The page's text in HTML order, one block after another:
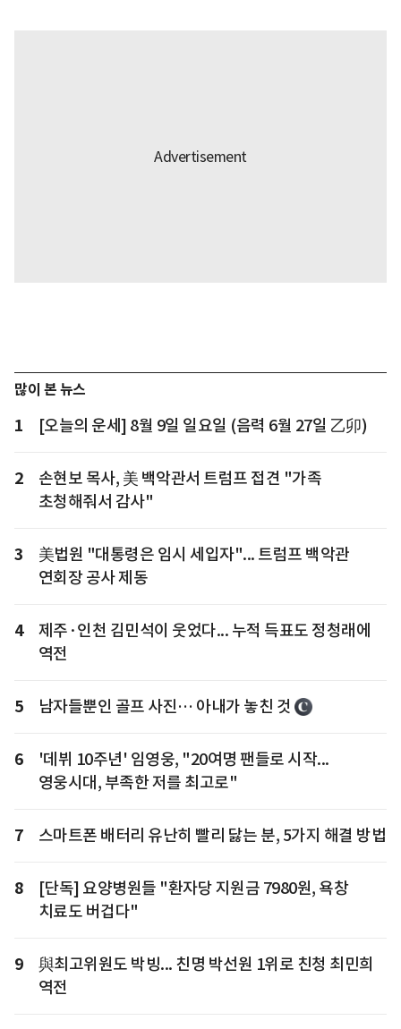
많이 본 뉴스
1 [오늘의 운세] 8월 9일 일요일 (음력 6월 27일 乙卯)
2
손현보 목사, 美 백악관서 트럼프 접견 "가족
초청해줘서 감사"
3
美법원 "대통령은 임시 세입자"... 트럼프 백악관
연회장 공사 제동
4
제주·인천 김민석이 웃었다... 누적 득표도 정청래에
역전
5 남자들뿐인 골프 사진… 아내가 놓친 것
6
'데뷔 10주년' 임영웅, "20여명 팬들로 시작...
영웅시대, 부족한 저를 최고로"
7 스마트폰 배터리 유난히 빨리 닳는 분, 5가지 해결 방법
8
[단독] 요양병원들 "환자당 지원금 7980원, 욕창
치료도 버겁다"
9
與최고위원도 박빙... 친명 박선원 1위로 친청 최민희
역전